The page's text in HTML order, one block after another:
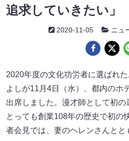
追求していきたい」
2020-11-05 ニュ
2020年度の文化功労者に選ばれ
よしが11月4日（水）、都内のホ
出席しました。漫才師として初
とっても創業108年の歴史で初の
者会見では、妻のヘレンさんとと